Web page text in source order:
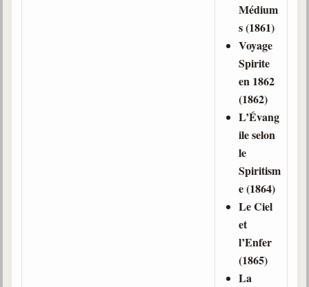
Médium
s (1861)
Voyage
Spirite
en 1862
(1862)
L’Évang
ile selon
le
Spiritism
e (1864)
Le Ciel
et
l’Enfer
(1865)
La